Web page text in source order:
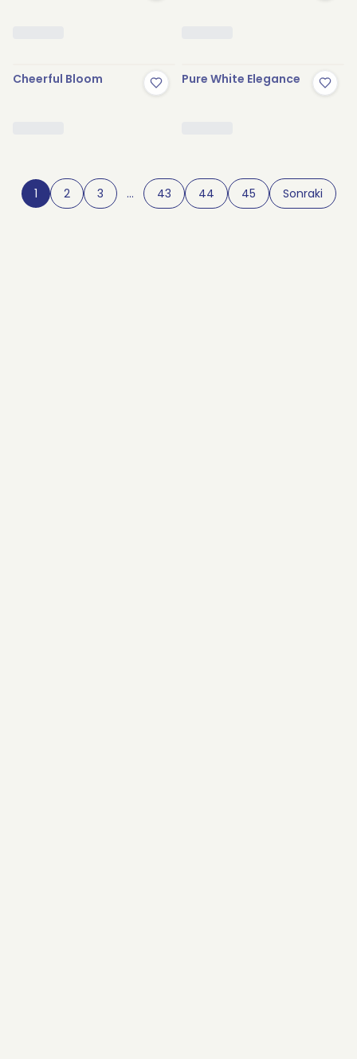
Cheerful Bloom Pure White Elegance
1 2 3 … 43 44 45 Sonraki